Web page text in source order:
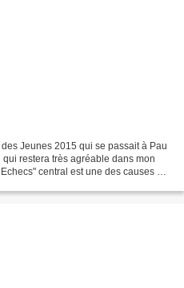
Jeunes 2015 qui se passait à Pau
restera très agréable dans mon
central est une des causes de